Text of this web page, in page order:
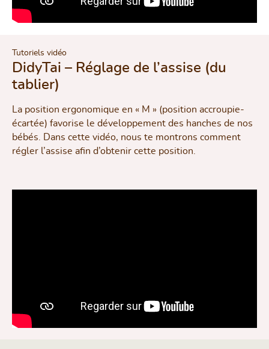
Tutoriels vidéo
DidyTai – Réglage de l’assise (du
tablier)
La position ergonomique en « M » (position accroupie-
écartée) favorise le développement des hanches de nos
bébés. Dans cette vidéo, nous te montrons comment
régler l’assise afin d’obtenir cette position.